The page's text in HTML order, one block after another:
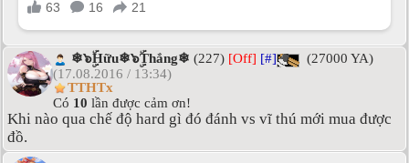
❄๖ۣۜHữu❄๖ۣۜThắng❄ (227) [Off] [#]
(27000 YA)
(17.08.2016 / 13:34)
TTHTx
Có 10 lần được cảm ơn!
Khi nào qua chế độ hard gì đó đánh vs vĩ thú mới mua được
đồ.